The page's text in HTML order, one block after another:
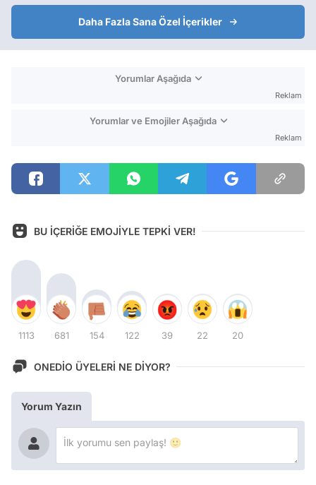
Daha Fazla Sana Özel İçerikler
Yorumlar Aşağıda
Reklam
Yorumlar ve Emojiler Aşağıda
Reklam
BU İÇERİĞE EMOJİYLE TEPKİ VER!
1113 681 154 122 39 22 20
ONEDİO ÜYELERİ NE DİYOR?
Yorum Yazın